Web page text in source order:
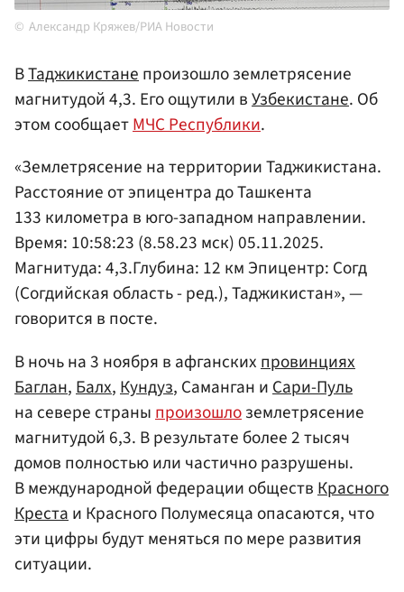
Александр Кряжев/РИА Новости
ВТаджикистанепроизошло землетрясение
магнитудой 4,3. Его ощутили вУзбекистане. Об
этом сообщаетМЧС Республики.
«Землетрясение на территории Таджикистана.
Расстояние от эпицентра до Ташкента
133 километра в юго-западном направлении.
Время: 10:58:23 (8.58.23 мск) 05.11.2025.
Магнитуда: 4,3.Глубина: 12 км Эпицентр: Согд
(Согдийская область - ред.), Таджикистан», —
говорится в посте.
В ночь на 3 ноября в афганских провинциях
Баглан, Балх, Кундуз, Саманган и Сари-Пуль
на севере страны произошлоземлетрясение
магнитудой 6,3. В результате более 2 тысяч
домов полностью или частично разрушены.
В международной федерации обществ Красного
Креста и Красного Полумесяца опасаются, что
эти цифры будут меняться по мере развития
ситуации.